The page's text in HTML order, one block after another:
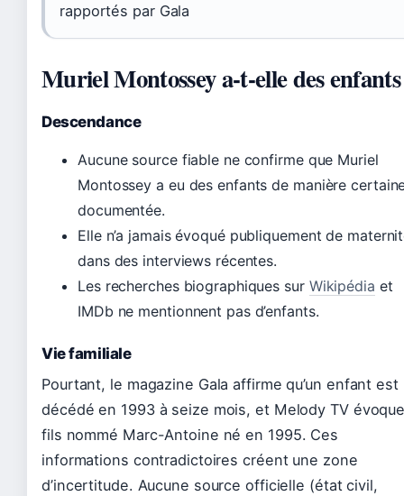
rapportés par Gala
Muriel Montossey a-t-elle des
Descendance
Aucune source fiable ne confirme que Muriel
Montossey a eu des enfants de manière
documentée.
Elle n’a jamais évoqué publiquement de
dans des interviews récentes.
Les recherches biographiques sur Wikipédia et
IMDb ne mentionnent pas d’enfants.
Vie familiale
Pourtant, le magazine Gala affirme qu’un enfant est
décédé en 1993 à seize mois, et Melody TV
fils nommé Marc-Antoine né en 1995. Ces
informations contradictoires créent une zone
d’incertitude. Aucune source officielle (état civil,